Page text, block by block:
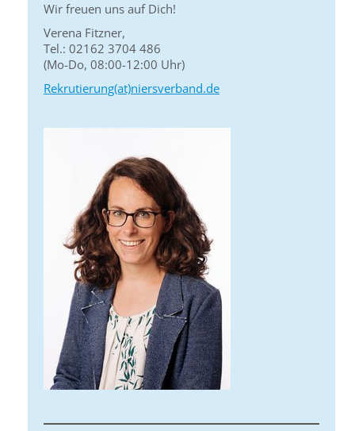
Wir freuen uns auf Dich!
Verena Fitzner,
Tel.: 02162 3704 486
(Mo-Do, 08:00-12:00 Uhr)
Rekrutierung(at)niersverband.de